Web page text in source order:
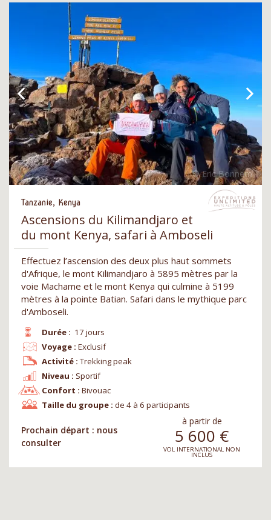
Tanzanie, Kenya
Ascensions du Kilimandjaro et
du mont Kenya, safari à Amboseli
Effectuez l’ascension des deux plus haut sommets
d'Afrique, le mont Kilimandjaro à 5895 mètres par la
voie Machame et le mont Kenya qui culmine à 5199
mètres à la pointe Batian. Safari dans le mythique parc
d'Amboseli.
Durée : 17 jours
Niveau : Sportif
Voyage : Exclusif
Confort : Bivouac
Activité : Trekking peak
Taille du groupe : de 4 à 6 participants
Prochain départ : nous
consulter
à partir de
5 600 €
VOL INTERNATIONAL NON
INCLUS